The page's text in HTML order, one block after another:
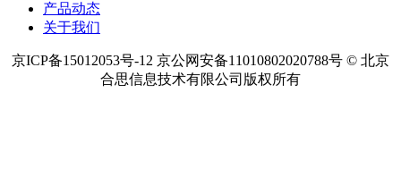
热点内容
预算管理软件 项目预算管理 项目资金管理
费用
管控系统怎么样 费用报销软件系统 费用报销系统 费用报销管
费用报销控制系统